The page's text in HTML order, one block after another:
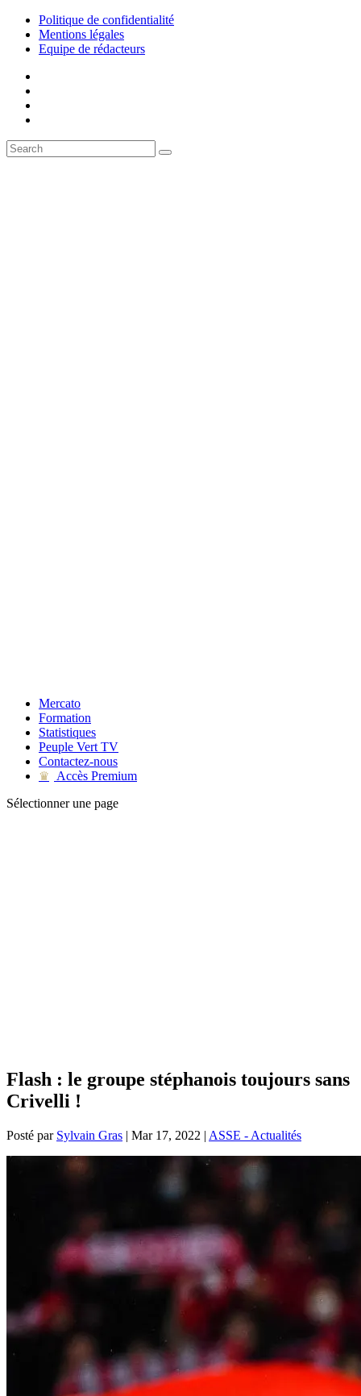
Politique de confidentialité
Mentions légales
Equipe de rédacteurs
Mercato
Formation
Statistiques
Peuple Vert TV
Contactez-nous
♛
Accès Premium
Sélectionner une page
Flash : le groupe stéphanois toujours sans
Crivelli !
Posté par Sylvain Gras | Mar 17, 2022 | ASSE - Actualités